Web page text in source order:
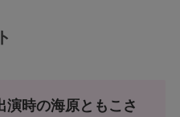
演時の海原ともこさ